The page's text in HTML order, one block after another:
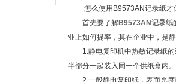
怎么使用B9573AN记录纸才
首先要了解B9573AN记录纸
业上如何提率，其在企业中，是
1.静电复印机中热敏记录纸的
半部分一起装入同一个供纸盒内。
2.一般静电复印纸，表面光度